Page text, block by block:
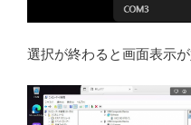
選択が終わると画面表示が